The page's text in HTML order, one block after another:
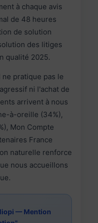
à chaque avis
de 48 heures
de solution
des litiges
qualité 2025.
ne pratique pas le
ni l'achat de
arrivent à nous
à-oreille (34%),
Mon Compte
France
naturelle renforce
nous accueillons
— Mention